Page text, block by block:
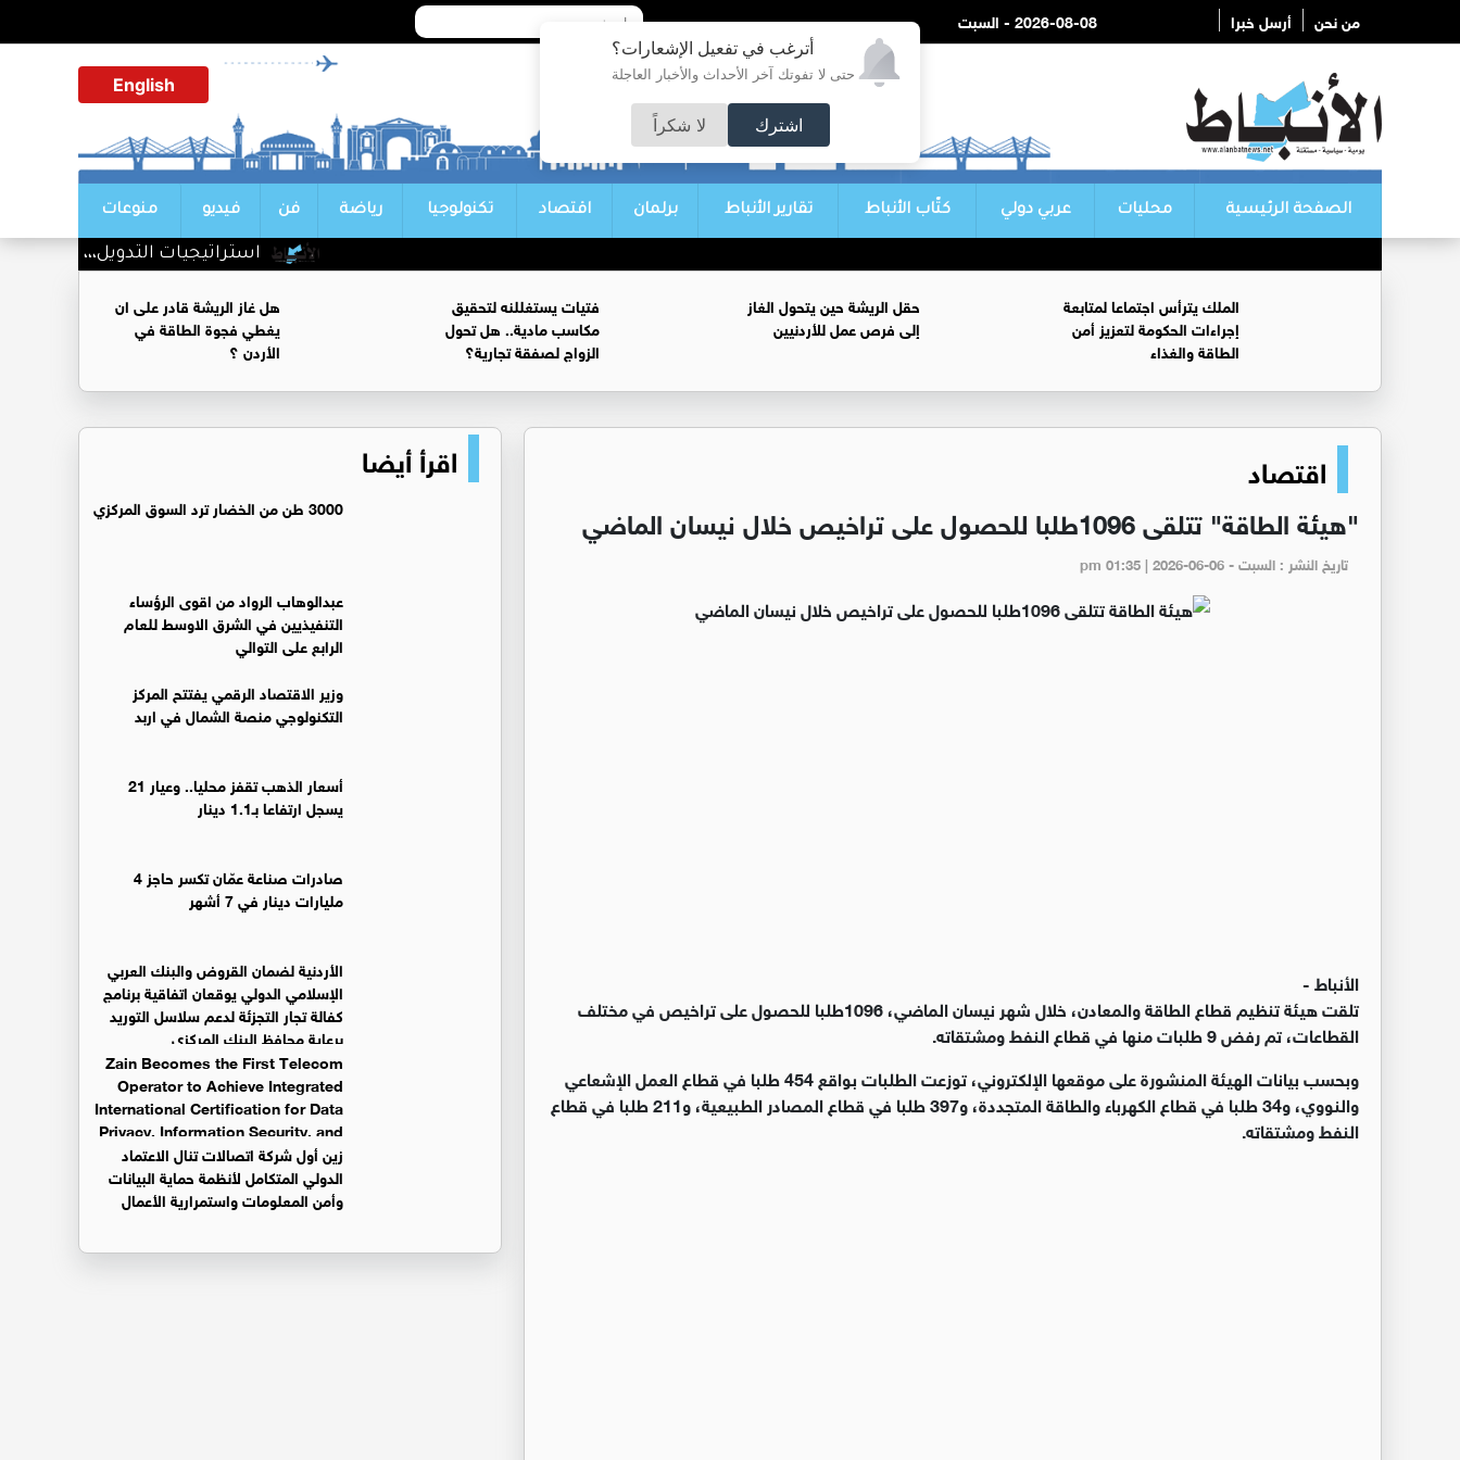
أترغب في تفعيل الإشعارات؟
حتى لا تفوتك آخر الأحداث والأخبار العاجلة
اشترك لا شكراً
من نحن أرسل خبرا 2026-08-08 - السبت
English
الصفحة الرئيسية محليات عربي دولي كتّاب الأنباط تقارير الأنباط برلمان اقتصاد تكنولوجيا رياضة فن فيديو منوعات
استراتيجيات التدويل،،، كيف
الملك يترأس اجتماعا لمتابعة
إجراءات الحكومة لتعزيز أمن
الطاقة والغذاء
حقل الريشة حين يتحول الغاز
إلى فرص عمل للأردنيين
فتيات يستغللنه لتحقيق
مكاسب مادية.. هل تحول
الزواج لصفقة تجارية؟
هل غاز الريشة قادر على ان
يغطي فجوة الطاقة في
الأردن ؟
اقتصاد
"هيئة الطاقة" تتلقى 1096طلبا للحصول على تراخيص خلال نيسان الماضي
تاريخ النشر : السبت - pm 01:35 | 2026-06-06
الأنباط -
تلقت هيئة تنظيم قطاع الطاقة والمعادن، خلال شهر نيسان الماضي، 1096طلبا للحصول على تراخيص في مختلف
القطاعات، تم رفض 9 طلبات منها في قطاع النفط ومشتقاته.
وبحسب بيانات الهيئة المنشورة على موقعها الإلكتروني، توزعت الطلبات بواقع 454 طلبا في قطاع العمل الإشعاعي
والنووي، و34 طلبا في قطاع الكهرباء والطاقة المتجددة، و397 طلبا في قطاع المصادر الطبيعية، و211 طلبا في قطاع
النفط ومشتقاته.
اقرأ أيضا
3000 طن من الخضار ترد السوق المركزي
عبدالوهاب الرواد من اقوى الرؤساء
التنفيذيين في الشرق الاوسط للعام
الرابع على التوالي
وزير الاقتصاد الرقمي يفتتح المركز
التكنولوجي منصة الشمال في اربد
أسعار الذهب تقفز محليا.. وعيار 21
يسجل ارتفاعا بـ1.1 دينار
صادرات صناعة عمّان تكسر حاجز 4
مليارات دينار في 7 أشهر
الأردنية لضمان القروض والبنك العربي
الإسلامي الدولي يوقعان اتفاقية برنامج
كفالة تجار التجزئة لدعم سلاسل التوريد
برعاية محافظ البنك المركزي
Zain Becomes the First Telecom
Operator to Achieve Integrated
International Certification for Data
Privacy, Information Security, and
Business Continuity Management Systems
زين أول شركة اتصالات تنال الاعتماد
الدولي المتكامل لأنظمة حماية البيانات
وأمن المعلومات واستمرارية الأعمال